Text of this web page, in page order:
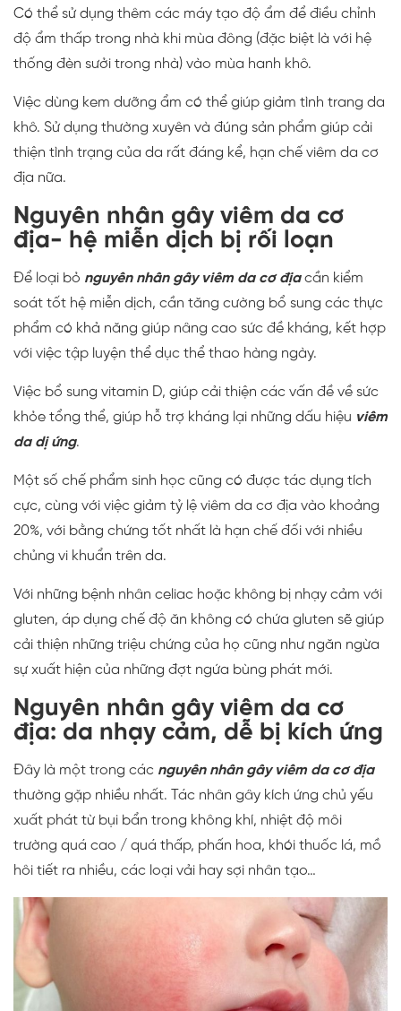
Có thể sử dụng thêm các máy tạo độ ẩm để điều chỉnh
độ ẩm thấp trong nhà khi mùa đông (đặc biệt là với hệ
thống đèn sưởi trong nhà) vào mùa hanh khô.
Việc dùng kem dưỡng ẩm có thể giúp giảm tình trang da
khô. Sử dụng thường xuyên và đúng sản phẩm giúp cải
thiện tình trạng của da rất đáng kể, hạn chế viêm da cơ
địa nữa.
Nguyên nhân gây viêm da cơ
địa- hệ miễn dịch bị rối loạn
Để loại bỏ nguyên nhân gây viêm da cơ địa cần kiểm
soát tốt hệ miễn dịch, cần tăng cường bổ sung các thực
phẩm có khả năng giúp nâng cao sức đề kháng, kết hợp
với việc tập luyện thể dục thể thao hàng ngày.
Việc bổ sung vitamin D, giúp cải thiện các vấn đề về sức
khỏe tổng thể, giúp hỗ trợ kháng lại những dấu hiệu viêm
da dị ứng.
Một số chế phẩm sinh học cũng có được tác dụng tích
cực, cùng với việc giảm tỷ lệ viêm da cơ địa vào khoảng
20%, với bằng chứng tốt nhất là hạn chế đối với nhiều
chủng vi khuẩn trên da.
Với những bệnh nhân celiac hoặc không bị nhạy cảm với
gluten, áp dụng chế độ ăn không có chứa gluten sẽ giúp
cải thiện những triệu chứng của họ cũng như ngăn ngừa
sự xuất hiện của những đợt ngứa bùng phát mới.
Nguyên nhân gây viêm da cơ
địa: da nhạy cảm, dễ bị kích ứng
Đây là một trong các nguyên nhân gây viêm da cơ địa
thường gặp nhiều nhất. Tác nhân gây kích ứng chủ yếu
xuất phát từ bụi bẩn trong không khí, nhiệt độ môi
trường quá cao / quá thấp, phấn hoa, khói thuốc lá, mồ
hôi tiết ra nhiều, các loại vải hay sợi nhân tạo…